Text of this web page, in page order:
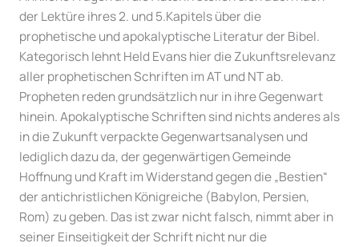
der Lektüre ihres 2. und 5.Kapitels über die
prophetische und apokalyptische Literatur der Bibel.
Kategorisch lehnt Held Evans hier die Zukunftsrelevanz
aller prophetischen Schriften im AT und NT ab.
Propheten reden grundsätzlich nur in ihre Gegenwart
hinein. Apokalyptische Schriften sind nichts anderes als
in die Zukunft verpackte Gegenwartsanalysen und
lediglich dazu da, der gegenwärtigen Gemeinde
Hoffnung und Kraft im Widerstand gegen die „Bestien“
der antichristlichen Königreiche (Babylon, Persien,
Rom) zu geben. Das ist zwar nicht falsch, nimmt aber in
seiner Einseitigkeit der Schrift nicht nur die